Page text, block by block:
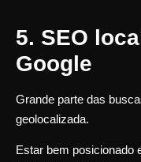
5. SEO
Google
Grande parte das
geolocalizada.
Estar bem posicionado